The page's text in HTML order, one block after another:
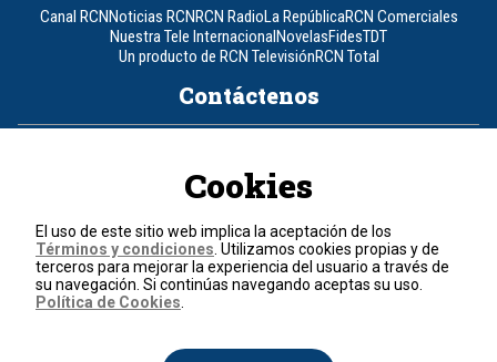
Canal RCNNoticias RCNRCN RadioLa RepúblicaRCN Comerciales
Nuestra Tele InternacionalNovelasFidesTDT
Un producto de RCN TelevisiónRCN Total
Contáctenos
Política de cookies
Términos y condiciones
© 2026, RCN Medios.
Todos los derechos reservados.
Cookies
El uso de este sitio web implica la aceptación de los
Términos y condiciones . Utilizamos cookies propias y de
terceros para mejorar la experiencia del usuario a través de
su navegación. Si continúas navegando aceptas su uso.
Política de Cookies